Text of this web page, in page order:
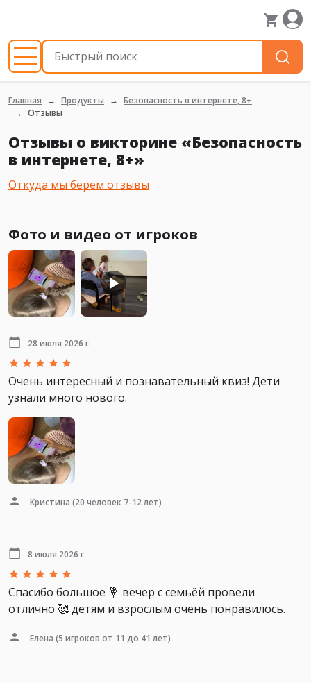
Главная Продукты
Безопасность в интернете, 8+
Отзывы
Отзывы о викторине «Безопасность
в интернете, 8+»
Откуда мы берем отзывы
Фото и видео от игроков
28 июля 2026 г.
Очень интересный и познавательный квиз! Дети
узнали много нового.
Кристина (20 человек 7-12 лет)
8 июля 2026 г.
Спасибо большое 💐 вечер с семьёй провели
отлично 🥰 детям и взрослым очень понравилось.
Елена (5 игроков от 11 до 41 лет)